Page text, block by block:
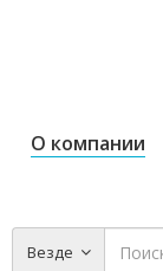
О компании
Везде